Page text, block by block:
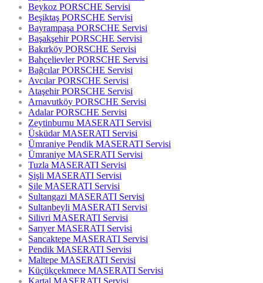
Beykoz PORSCHE Servisi
Beşiktaş PORSCHE Servisi
Bayrampaşa PORSCHE Servisi
Başakşehir PORSCHE Servisi
Bakırköy PORSCHE Servisi
Bahçelievler PORSCHE Servisi
Bağcılar PORSCHE Servisi
Avcılar PORSCHE Servisi
Ataşehir PORSCHE Servisi
Arnavutköy PORSCHE Servisi
Adalar PORSCHE Servisi
Zeytinburnu MASERATI Servisi
Üsküdar MASERATI Servisi
Ümraniye Pendik MASERATI Servisi
Ümraniye MASERATI Servisi
Tuzla MASERATI Servisi
Şişli MASERATI Servisi
Şile MASERATI Servisi
Sultangazi MASERATI Servisi
Sultanbeyli MASERATI Servisi
Silivri MASERATI Servisi
Sarıyer MASERATI Servisi
Sancaktepe MASERATI Servisi
Pendik MASERATI Servisi
Maltepe MASERATI Servisi
Küçükçekmece MASERATI Servisi